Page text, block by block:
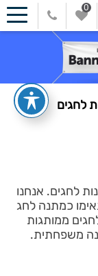
0
לחגים
לחגים. אנחנו
כמתנה לחג
ממותגות
משפחתית.